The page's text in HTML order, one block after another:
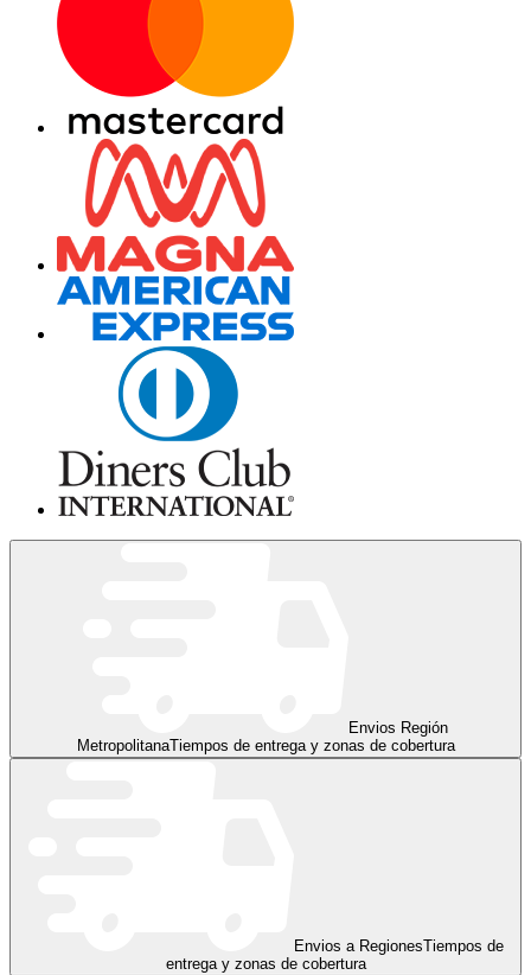
Envios Región
MetropolitanaTiempos de entrega y zonas de cobertura
Envios a RegionesTiempos de
entrega y zonas de cobertura